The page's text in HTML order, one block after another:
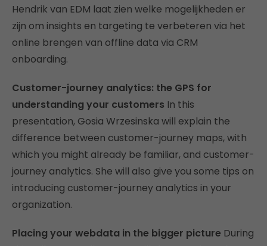
Hendrik van EDM laat zien welke mogelijkheden er
zijn om insights en targeting te verbeteren via het
online brengen van offline data via CRM
onboarding.
Customer-journey analytics: the GPS for
understanding your customers In this
presentation, Gosia Wrzesinska will explain the
difference between customer-journey maps, with
which you might already be familiar, and customer-
journey analytics. She will also give you some tips on
introducing customer-journey analytics in your
organization.
Placing your webdata in the bigger picture During